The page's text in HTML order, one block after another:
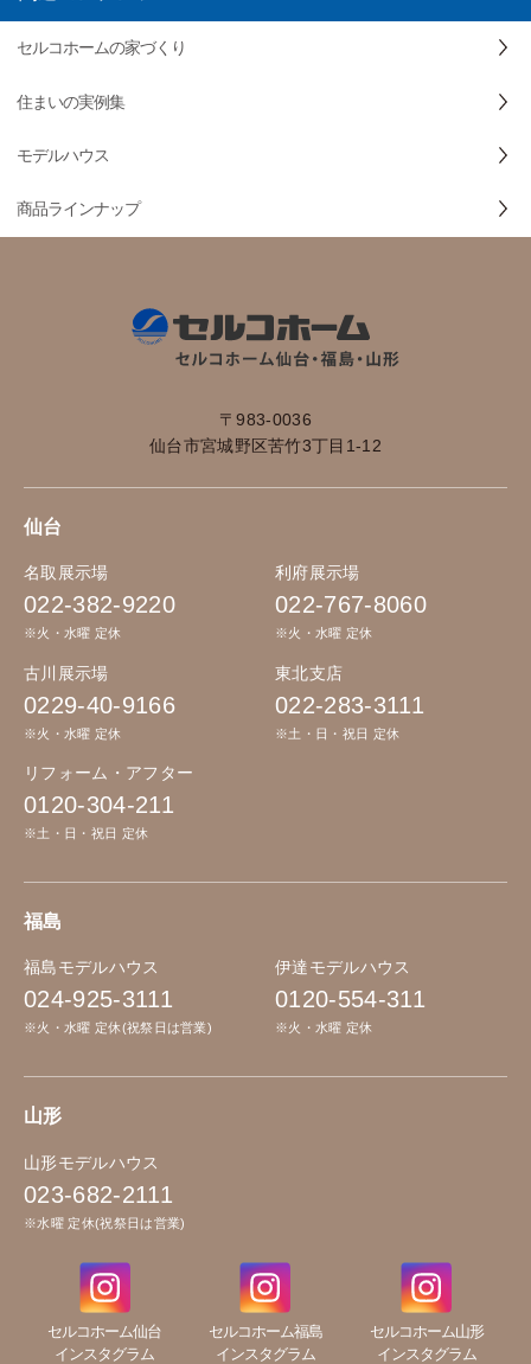
セルコホームの家づくり
住まいの実例集
モデルハウス
商品ラインナップ
〒983-0036
仙台市宮城野区苦竹3丁目1-12
仙台
名取展示場
022-382-9220
※火・水曜 定休
利府展示場
022-767-8060
※火・水曜 定休
古川展示場
0229-40-9166
※火・水曜 定休
東北支店
022-283-3111
※土・日・祝日 定休
リフォーム・アフター
0120-304-211
※土・日・祝日 定休
福島
福島モデルハウス
024-925-3111
※火・水曜 定休(祝祭日は営業)
伊達モデルハウス
0120-554-311
※火・水曜 定休
山形
山形モデルハウス
023-682-2111
※水曜 定休(祝祭日は営業)
セルコホーム仙台
インスタグラム
セルコホーム福島
インスタグラム
セルコホーム山形
インスタグラム